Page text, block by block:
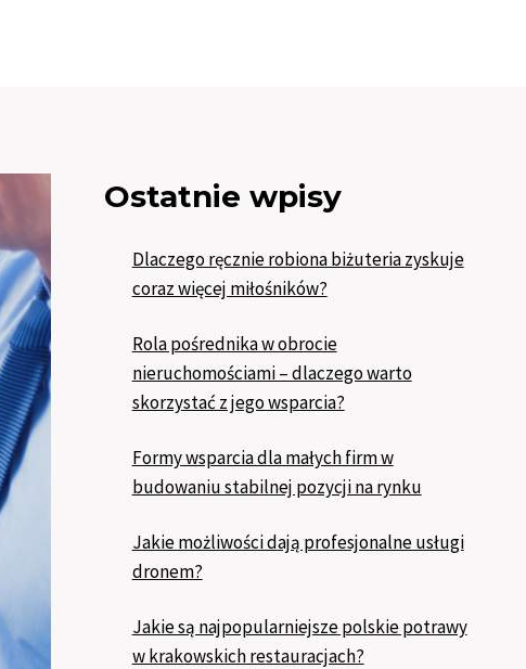
Ostatnie wpisy
Dlaczego ręcznie robiona biżuteria zyskuje
coraz więcej miłośników?
Rola pośrednika w obrocie
nieruchomościami – dlaczego warto
skorzystać z jego wsparcia?
Formy wsparcia dla małych firm w
budowaniu stabilnej pozycji na rynku
Jakie możliwości dają profesjonalne usługi
dronem?
Jakie są najpopularniejsze polskie potrawy
w krakowskich restauracjach?